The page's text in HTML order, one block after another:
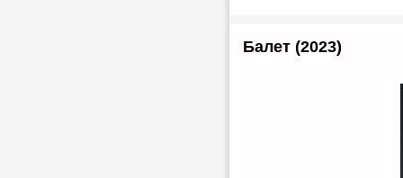
Балет (2023)